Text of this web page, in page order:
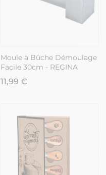
Moule à Bûche Démoulage
Facile 30cm - REGINA
11,99 €